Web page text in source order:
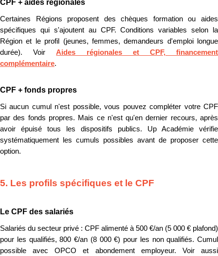
CPF + aides régionales
Certaines Régions proposent des chèques formation ou aides
spécifiques qui s'ajoutent au CPF. Conditions variables selon la
Région et le profil (jeunes, femmes, demandeurs d'emploi longue
durée). VoirAides régionales et CPF, financement
complémentaire.
CPF + fonds propres
Si aucun cumul n'est possible, vous pouvez compléter votre CPF
par des fonds propres. Mais ce n'est qu'en dernier recours, après
avoir épuisé tous les dispositifs publics. Up Académie vérifie
systématiquement les cumuls possibles avant de proposer cette
option.
5. Les profils spécifiques et le CPF
Le CPF des salariés
Salariés du secteur privé : CPF alimenté à 500 €/an (5 000 € plafond)
pour les qualifiés, 800 €/an (8 000 €) pour les non qualifiés. Cumul
possible avec OPCO et abondement employeur. Voir aussi